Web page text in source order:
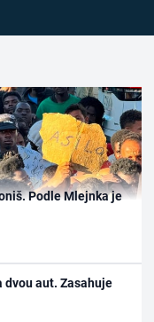
Podle Mlejnka je
dvou aut. Zasahuje